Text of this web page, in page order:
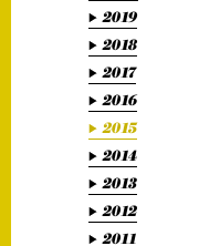
2019
2018
2017
2016
2015
2014
2013
2012
2011